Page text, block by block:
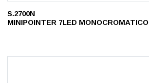
S.2700N
MINIPOINTER 7LED MONOCROMATICO